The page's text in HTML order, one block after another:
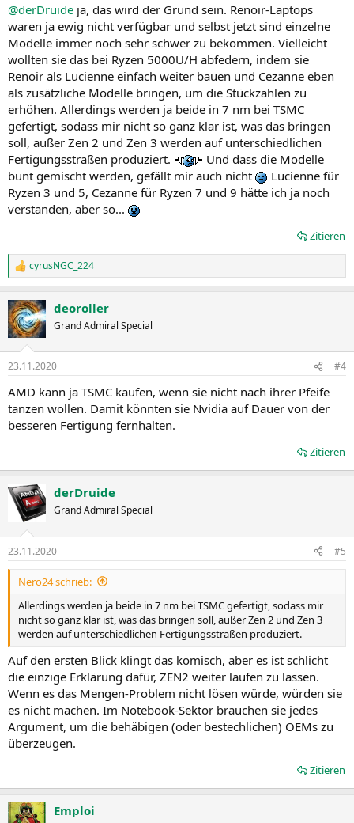
@derDruide ja, das wird der Grund sein. Renoir-Laptops
waren ja ewig nicht verfügbar und selbst jetzt sind einzelne
Modelle immer noch sehr schwer zu bekommen. Vielleicht
wollten sie das bei Ryzen 5000U/H abfedern, indem sie
Renoir als Lucienne einfach weiter bauen und Cezanne eben
als zusätzliche Modelle bringen, um die Stückzahlen zu
erhöhen. Allerdings werden ja beide in 7 nm bei TSMC
gefertigt, sodass mir nicht so ganz klar ist, was das bringen
soll, außer Zen 2 und Zen 3 werden auf unterschiedlichen
Fertigungsstraßen produziert.
Und dass die Modelle
bunt gemischt werden, gefällt mir auch nicht
Lucienne für
Ryzen 3 und 5, Cezanne für Ryzen 7 und 9 hätte ich ja noch
verstanden, aber so...
Zitieren
R
e
k
t
i
e
:
cyrusNGC_224
deoroller
Grand Admiral Special
23.11.2020 #4
AMD kann ja TSMC kaufen, wenn sie nicht nach ihrer Pfeife
tanzen wollen. Damit könnten sie Nvidia auf Dauer von der
besseren Fertigung fernhalten.
Zitieren
derDruide
Grand Admiral Special
23.11.2020 #5
Nero24 schrieb:
Allerdings werden ja beide in 7 nm bei TSMC gefertigt, sodass mir
nicht so ganz klar ist, was das bringen soll, außer Zen 2 und Zen 3
werden auf unterschiedlichen Fertigungsstraßen produziert.
Auf den ersten Blick klingt das komisch, aber es ist schlicht
die einzige Erklärung dafür, ZEN2 weiter laufen zu lassen.
Wenn es das Mengen-Problem nicht lösen würde, würden sie
es nicht machen. Im Notebook-Sektor brauchen sie jedes
Argument, um die behäbigen (oder bestechlichen) OEMs zu
überzeugen.
Zitieren
Emploi